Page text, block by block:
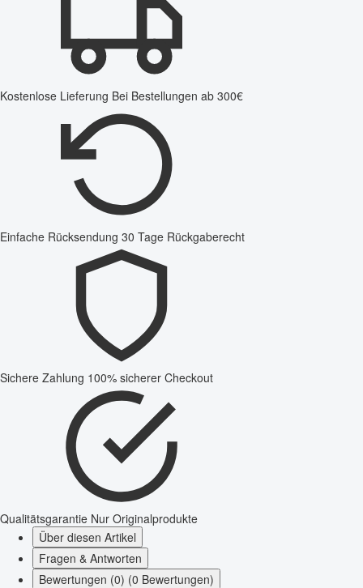
Kostenlose Lieferung Bei Bestellungen ab 300€
Einfache Rücksendung 30 Tage Rückgaberecht
Sichere Zahlung 100% sicherer Checkout
Qualitätsgarantie Nur Originalprodukte
Über diesen Artikel
Fragen & Antworten
Bewertungen (0) (0 Bewertungen)